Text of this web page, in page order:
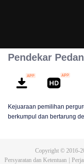
Pendekar
Kejuaraan pemilihan
berkumpul dan bertarung
Xingyun menghadapi
Copyright © 2016-
Persyaratan dan Ketentuan